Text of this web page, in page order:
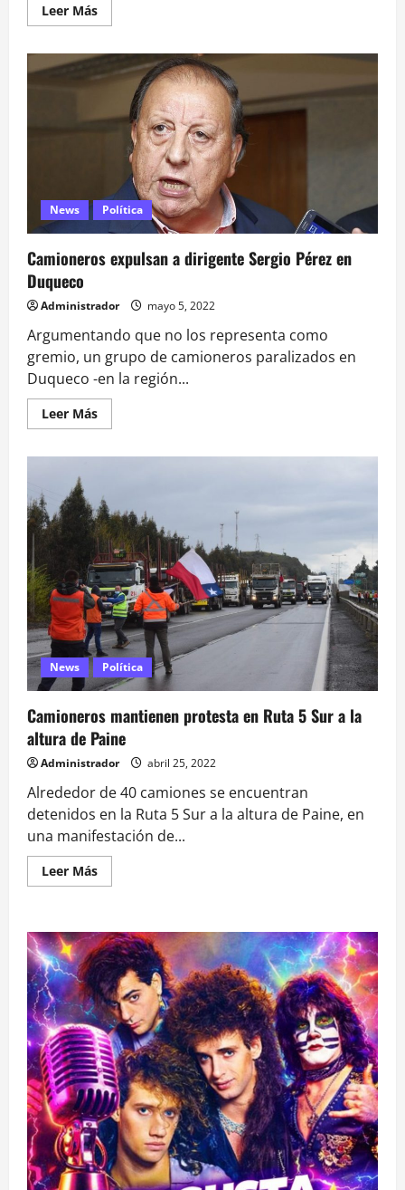
Leer MásLeer
más
Ataque
a
camioneros:
rutas
que
preocupan,
cifras
Carabineros
y
el
pedido
los
News Política
Camioneros expulsan a dirigente Sergio Pérez en
Duqueco
Administrador mayo 5, 2022
Argumentando que no los representa como
gremio, un grupo de camioneros paralizados en
Duqueco -en la región...
Leer MásLeer
más
dirigente
Sergio
Pérez
en
Duqueco
News Política
Camioneros mantienen protesta en Ruta 5 Sur a la
altura de Paine
Administrador abril 25, 2022
Alrededor de 40 camiones se encuentran
detenidos en la Ruta 5 Sur a la altura de Paine, en
una manifestación de...
Leer MásLeer
más
mantienen
protesta
en
Ruta
5
Sur
a
la
altura
de
Paine